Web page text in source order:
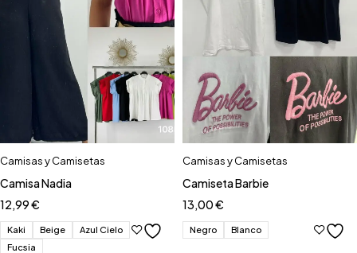
Camisas y Camisetas
Camisa Nadia
12,99€
Kaki Beige
Azul Cielo
Fucsia
Camisas y Camisetas
Camiseta Barbie
13,00€
Negro Blanco